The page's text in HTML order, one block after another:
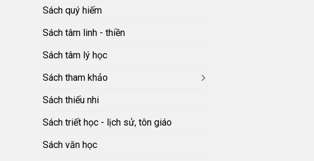
Sách quý hiếm
Sách tâm linh - thiền
Sách tâm lý học
Sách tham khảo
Sách thiếu nhi
Sách triết học - lịch sử, tôn giáo
Sách văn học